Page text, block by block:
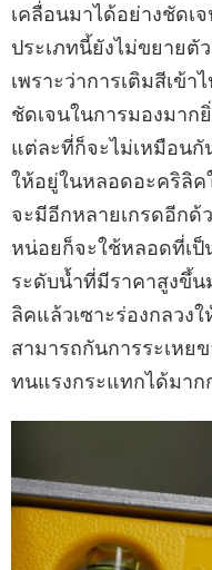
เคลื่อนมาได้อย่างชัดเ
ประเภทนี้ยังไม่ขยายตั
เพราะว่าการเติมสีเข้
ชัดเจนในการมองมา
แต่ละที่ก็จะไม่เหมือนกั
ให้อยู่ในหลอดอะคริลิ
จะมีอีกหลายเกรดอีกด้
หน่อยก็จะใช้หลอดที่เ
ระดับน้ำที่มีราคาสูงขึ้
ลิคแล้วเซาะร่องกลวง
สามารถกันการระเหย
ทนแรงกระแทกได้มาก